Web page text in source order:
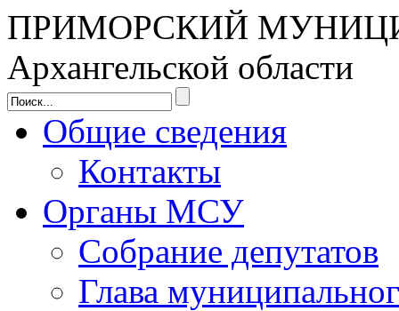
ПРИМОРСКИЙ
Архангельской области
Общие сведения
Контакты
Органы МСУ
Собрание депутатов
Глава